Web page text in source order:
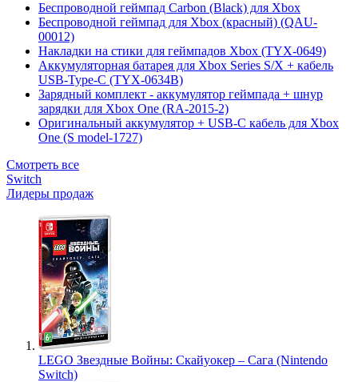
Беспроводной геймпад Carbon (Black) для Xbox
Беспроводной геймпад для Xbox (красный) (QAU-
00012)
Накладки на стики для геймпадов Xbox (TYX-0649)
Аккумуляторная батарея для Xbox Series S/X + кабель
USB-Type-C (TYX-0634B)
Зарядный комплект - аккумулятор геймпада + шнур
зарядки для Xbox One (RA-2015-2)
Оригинальный аккумулятор + USB-C кабель для Xbox
One (S model-1727)
Смотреть все
Switch
Лидеры продаж
LEGO Звездные Войны: Скайуокер – Сага (Nintendo
Switch)